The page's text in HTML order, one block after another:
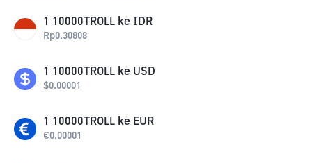
1 10000TROLL ke IDR
Rp0.30808
1 10000TROLL ke USD
$0.00001
1 10000TROLL ke EUR
€0.00001